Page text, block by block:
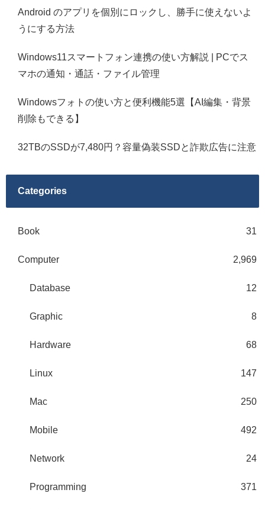
Android のアプリを個別にロックし、勝手に使えないよ
うにする方法
Windows11スマートフォン連携の使い方解説 | PCでス
マホの通知・通話・ファイル管理
Windowsフォトの使い方と便利機能5選【AI編集・背景
削除もできる】
32TBのSSDが7,480円？容量偽装SSDと詐欺広告に注意
Categories
Book 31
Computer 2,969
Database 12
Graphic 8
Hardware 68
Linux 147
Mac 250
Mobile 492
Network 24
Programming 371